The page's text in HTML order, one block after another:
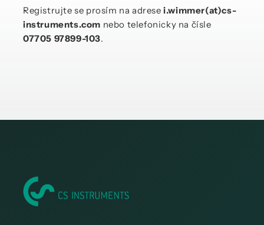
Registrujte se prosím na adresei.wimmer(at)cs-
instruments.com nebo telefonicky na čísle
07705 97899-103.